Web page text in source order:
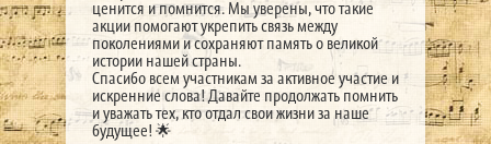
ценится и помнится. Мы уверены, что такие
акции помогают укрепить связь между
поколениями и сохраняют память о великой
истории нашей страны.
Спасибо всем участникам за активное участие и
искренние слова! Давайте продолжать помнить
и уважать тех, кто отдал свои жизни за наше
будущее! 🌟